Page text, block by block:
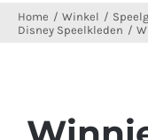
Home Winkel
Disney Speelkleden